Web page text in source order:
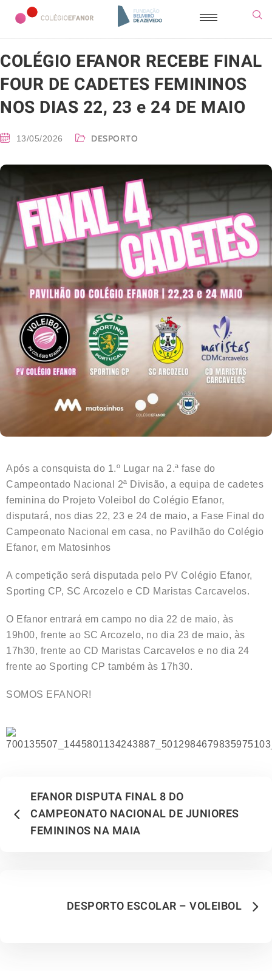
COLÉGIO EFANOR RECEBE FINAL
FOUR DE CADETES FEMININOS
NOS DIAS 22, 23 e 24 DE MAIO
13/05/2026 DESPORTO
Após a consquista do 1.º Lugar na 2.ª fase do
Campeontado Nacional 2ª Divisão, a equipa de cadetes
feminina do Projeto Voleibol do Colégio Efanor,
disputará, nos dias 22, 23 e 24 de maio, a Fase Final do
Campeonato Nacional em casa, no Pavilhão do Colégio
Efanor, em Matosinhos
A competição será disputada pelo PV Colégio Efanor,
Sporting CP, SC Arcozelo e CD Maristas Carcavelos.
O Efanor entrará em campo no dia 22 de maio, às
19h00, frente ao SC Arcozelo, no dia 23 de maio, às
17h30, frente ao CD Maristas Carcavelos e no dia 24
frente ao Sporting CP também às 17h30.
SOMOS EFANOR!
EFANOR DISPUTA FINAL 8 DO
CAMPEONATO NACIONAL DE JUNIORES
FEMININOS NA MAIA
DESPORTO ESCOLAR – VOLEIBOL